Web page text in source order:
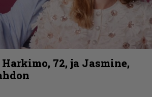
72, ja Jasmine,